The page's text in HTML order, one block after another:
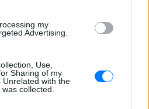
my
Advertising.
Use,
Sharing of my
Unrelated with the
collected.
10 ΏΡΕΣ
κόσμο ένα υγιέστατο αγοράκι το
της Παρασκευής 7 Αυγούστου.
πήγε κομμωτήριο